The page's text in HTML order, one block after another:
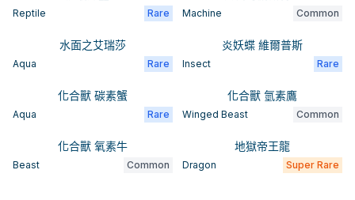
Reptile Rare Machine Common
水面之艾瑞莎
Aqua Rare
炎妖蝶 維爾普斯
Insect Rare
化合獸 碳素蟹
Aqua Rare
化合獸 氫素鷹
Winged Beast Common
化合獸 氧素牛
Beast Common
地獄帝王龍
Dragon Super Rare